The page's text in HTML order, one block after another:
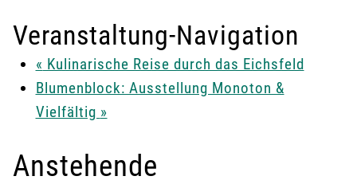
Veranstaltung-Navigation
« Kulinarische Reise durch das Eichsfeld
Blumenblock: Ausstellung Monoton &
Vielfältig »
Anstehende